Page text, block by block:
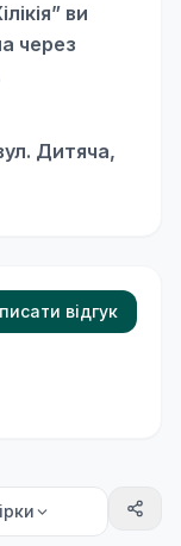
ви
через
Дитяча,
відгук